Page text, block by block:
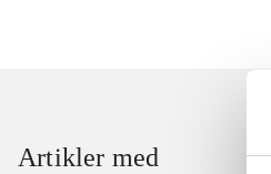
Artikler med